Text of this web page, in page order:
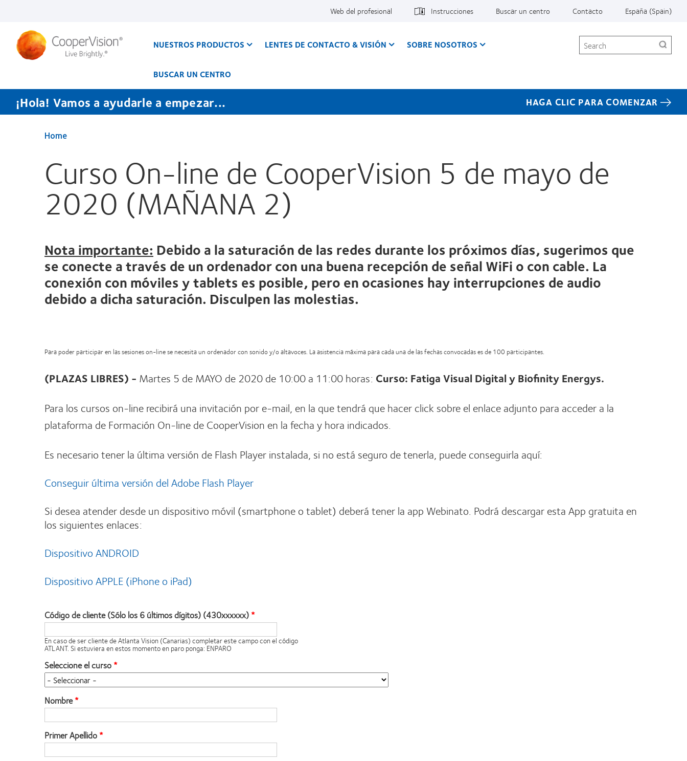
principal
Web del profesional Instrucciones Buscar un centro Contacto España (Spain)
NUESTROS PRODUCTOS LENTES DE CONTACTO & VISIÓN SOBRE NOSOTROS
BUSCAR UN CENTRO
Search
¡Hola! Vamos a ayudarle a empezar... HAGA CLIC PARA COMENZAR
Home
Curso On-line de CooperVision 5 de mayo de
2020 (MAÑANA 2)
Nota importante: Debido a la saturación de las redes durante los próximos días, sugerimos que
se conecte a través de un ordenador con una buena recepción de señal WiFi o con cable. La
conexión con móviles y tablets es posible, pero en ocasiones hay interrupciones de audio
debido a dicha saturación. Disculpen las molestias.
Para poder participar en las sesiones on-line se necesita un ordenador con sonido y/o altavoces. La asistencia máxima para cada una de las fechas convocadas es de 100 participantes.
(PLAZAS LIBRES) - Martes 5 de MAYO de 2020 de 10:00 a 11:00 horas: Curso: Fatiga Visual Digital y Biofinity Energys.
Para los cursos on-line recibirá una invitación por e-mail, en la que tendrá que hacer click sobre el enlace adjunto para acceder a la
plataforma de Formación On-line de CooperVision en la fecha y hora indicados.
Es necesario tener la última versión de Flash Player instalada, si no está seguro de tenerla, puede conseguirla aquí:
Conseguir última versión del Adobe Flash Player
Si desea atender desde un dispositivo móvil (smartphone o tablet) deberá tener la app Webinato. Podrá descargar esta App gratuita en
los siguientes enlaces:
Dispositivo ANDROID
Dispositivo APPLE (iPhone o iPad)
Código de cliente (Sólo los 6 últimos dígitos) (430xxxxxx)
En caso de ser cliente de Atlanta Vision (Canarias) completar este campo con el código
ATLANT. Si estuviera en estos momento en paro ponga: ENPARO
Seleccione el curso
Nombre
Primer Apellido